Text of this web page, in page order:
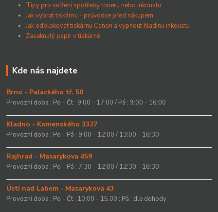
Tipy pro snížení spotřeby toneru nebo inkoustu
Jak vybrat tiskárnu - průvodce před nákupem
Jak odblokovat tiskárnu Canon a vypnout hladinu inkoustu
Zaseknutý papír v tiskárně
Kde nás najdete
Brno - Palackého tř. 50
Provozní doba : Po - Čt : 9:00 - 17:00 / Pá : 9:00 - 16:00
Kladno - Komenského 3327
Provozní doba : Po - Pá : 9:00 - 12:00 / 13:00 - 16:30
Rajhrad - Masarykova 459
Provozní doba : Po - Pá : 7:30 - 12:00 / 12:30 - 16:30
Ústí nad Labem - Masarykova 43
Provozní doba : Po - Čt : 10:00 - 15.00 ; Pá : dle dohody